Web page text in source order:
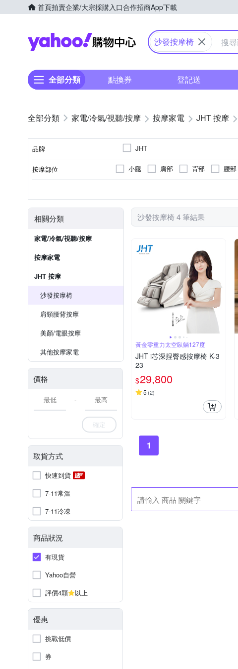
首頁拍賣企業/大宗採購入口合作招商App下載
Yahoo購物中心
沙發按摩椅
全部分類 點換券 登記送
家電/冷氣/視聽/按摩 按摩家電 JHT 按摩
品牌 JHT
按摩部位 小腿 肩部 背部 腰部
相關分類
家電/冷氣/視聽/按摩
按摩家電
JHT 按摩
沙發按摩椅
肩頸腰背按摩
美顏/電眼按摩
其他按摩家電
價格
-
確定
取貨方式
快速到貨
7-11常溫
7-11冷凍
商品狀況
有現貨
Yahoo自營
評價4顆
以上
優惠
挑戰低價
券
沙發按摩椅 4 筆結果
黃金零重力太空臥躺127度
JHT i芯深捏臀感按摩椅 K-3
23
$29,800
5 (2)
1